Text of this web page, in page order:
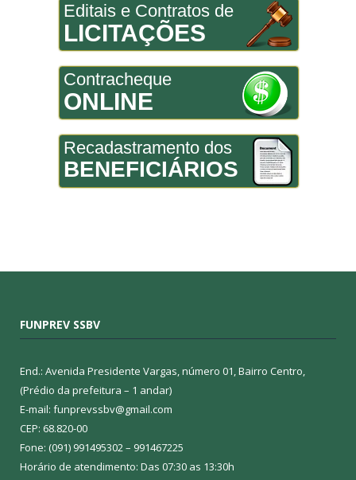
Editais e Contratos de
LICITAÇÕES
Contracheque
ONLINE
Recadastramento dos
BENEFICIÁRIOS
FUNPREV SSBV
End.: Avenida Presidente Vargas, número 01, Bairro Centro,
(Prédio da prefeitura – 1 andar)
E-mail: funprevssbv@gmail.com
CEP: 68.820-00
Fone: (091) 991495302 – 991467225
Horário de atendimento: Das 07:30 as 13:30h